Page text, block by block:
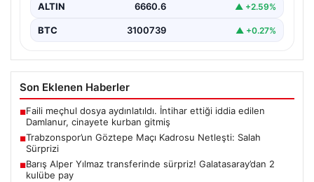
ALTIN 6660.6 ▲ +2.59%
BTC 3100739 ▲ +0.27%
Son Eklenen Haberler
■Faili meçhul dosya aydınlatıldı. İntihar ettiği iddia edilen
Damlanur, cinayete kurban gitmiş
■Trabzonspor’un Göztepe Maçı Kadrosu Netleşti: Salah
Sürprizi
■Barış Alper Yılmaz transferinde sürpriz! Galatasaray’dan 2
kulübe pay